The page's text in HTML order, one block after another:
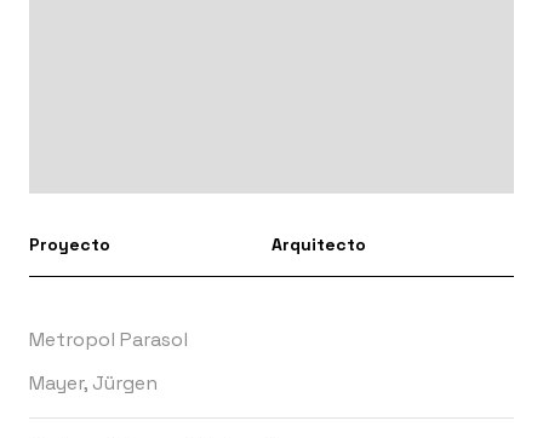
Proyecto Arquitecto
Metropol Parasol
Mayer, Jürgen